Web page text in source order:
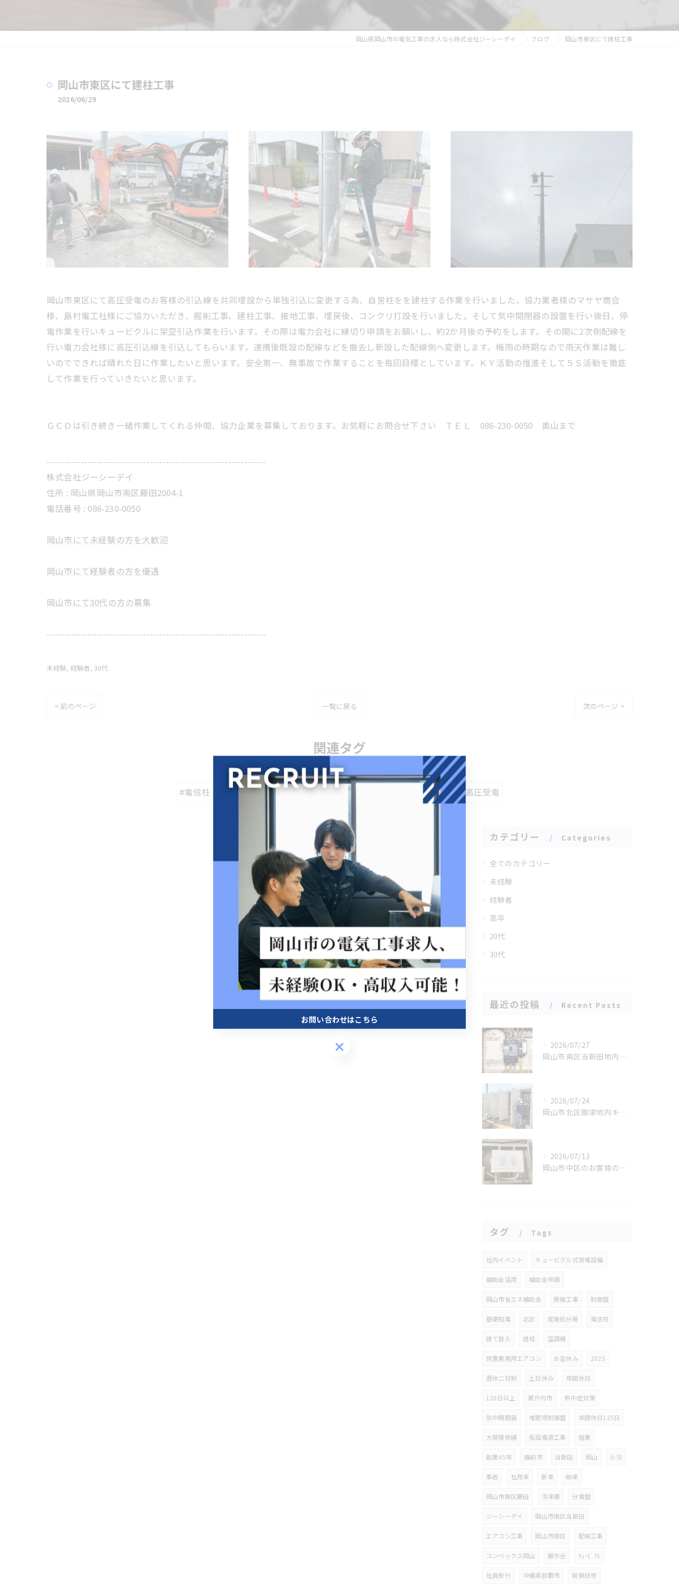
岡山県岡山市の電気工事の求人なら株式会社ジーシーデイ ブログ 岡山市東区にて建柱工事
岡山市東区にて建柱工事
2026/06/29
岡山市東区にて高圧受電のお客様の引込線を共同埋設から単独引込に変更する為、自営柱をを建柱する作業を行いました。協力業者様のマサヤ商会
様、島村電工社様にご協力いただき、掘削工事、建柱工事、接地工事、埋戻後、コンクリ打設を行いました。そして気中開閉器の設置を行い後日、停
電作業を行いキュービクルに架空引込作業を行います。その際は電力会社に縁切り申請をお願いし、約2か月後の予約をします。その間に2次側配線を
行い電力会社様に高圧引込線を引込してもらいます。連携後既設の配線などを撤去し新設した配線側へ変更します。梅雨の時期なので雨天作業は難し
いのでできれば晴れた日に作業したいと思います。安全第一、無事故で作業することを毎回目標としています。ＫＹ活動の推進そして５Ｓ活動を徹底
して作業を行っていきたいと思います。
ＧＣＤは引き続き一緒作業してくれる仲間、協力企業を募集しております。お気軽にお問合せ下さい ＴＥＬ 086-230-0050 奥山まで
----------------------------------------------------------------------
株式会社ジーシーデイ
住所 : 岡山県岡山市南区藤田2004-1
電話番号 : 086-230-0050
岡山市にて未経験の方を大歓迎
岡山市にて経験者の方を優遇
岡山市にて30代の方の募集
----------------------------------------------------------------------
未経験 経験者 30代
< 前のページ 一覧に戻る 次のページ >
関連タグ
#電信柱 #自営柱 #電気工事 #施工管理 #コンクリ #高圧受電
カテゴリー Categories
全てのカテゴリー
未経験
経験者
高卒
20代
30代
最近の投稿 Recent Posts
2026/07/27
岡山市南区当新田地内にてブレーカー焼損に伴う緊急工事
2026/07/24
岡山市北区御津地内キュービクル年次点検業務
2026/07/13
岡山市中区のお客様の工場内有圧換気扇設置工事
タグ Tags
社内イベント キュービクル式受電設備
補助金活用 補助金申請
岡山市省エネ補助金 断線工事 制御盤
基礎知識 北区 産廃処分場 電信柱
建て替え 建柱 空調機
床置業務用エアコン お盆休み 2025
週休二日制 土日休み 年間休日
120日以上 瀬戸内市 熱中症対策
気中開閉器 堆肥用制御盤 年間休日125日
大規模修繕 仮設電源工事 祖業
創業45年 備前市 当新田 岡山 火災
事故 社用車 新車 納車
岡山市南区藤田 冷凍庫 分電盤
ジーシーデイ 岡山市南区当新田
エアコン工事 岡山市南区 配線工事
コンベックス岡山 展示会 ｷｭｰﾋﾞｸﾙ
社員旅行 沖縄県那覇市 視察研修
お問い合わせはこちら
お問い合わせはこちら